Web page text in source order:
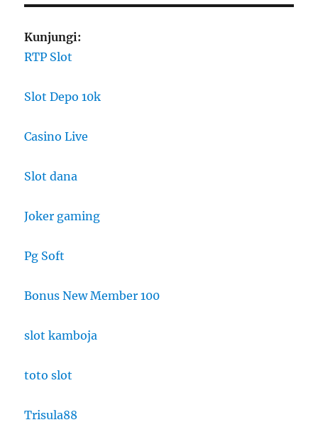
Kunjungi:
RTP Slot
Slot Depo 10k
Casino Live
Slot dana
Joker gaming
Pg Soft
Bonus New Member 100
slot kamboja
toto slot
Trisula88